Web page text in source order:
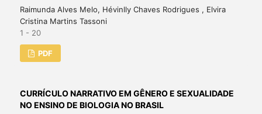
Raimunda Alves Melo, Hévinlly Chaves Rodrigues , Elvira
Cristina Martins Tassoni
1 - 20
PDF
CURRÍCULO NARRATIVO EM GÊNERO E SEXUALIDADE
NO ENSINO DE BIOLOGIA NO BRASIL